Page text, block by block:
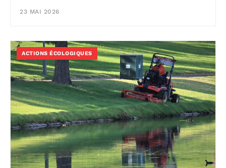
23 MAI 2026
ACTIONS ÉCOLOGIQUES